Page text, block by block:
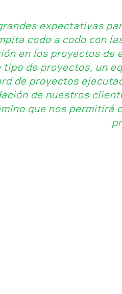
expectativas
codo a codo con
en los proyectos de
tipo de proyectos, un
de proyectos
de nuestros
que nos permitirá